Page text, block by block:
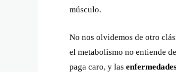
músculo.
No nos olvidemos de otro
el metabolismo no entiende
paga caro, y las